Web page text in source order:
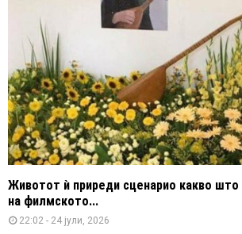
Животот ѝ приреди сценарио какво што
на филмското...
22:02 - 24 јули, 2026